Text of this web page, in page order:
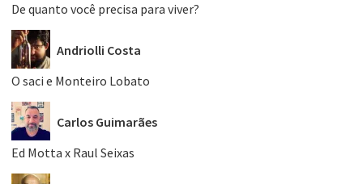
De quanto você precisa para viver?
Andriolli Costa
O saci e Monteiro Lobato
Carlos Guimarães
Ed Motta x Raul Seixas